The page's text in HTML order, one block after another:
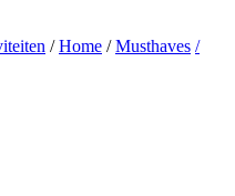
/Home /Musthaves /